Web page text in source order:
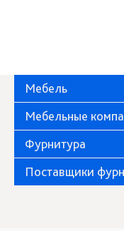
Мебель
Мебельные
Фурнитура
Поставщики